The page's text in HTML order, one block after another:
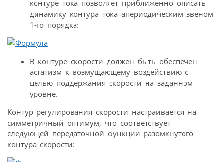
контуре тока позволяет приближенно описать
динамику контура тока апериодическим звеном
1-го порядка:
В контуре скорости должен быть обеспечен
астатизм к возмущающему воздействию с
целью поддержания скорости на заданном
уровне.
Контур регулирования скорости настраивается на
симметричный оптимум, что соответствует
следующей передаточной функции разомкнутого
контура скорости: